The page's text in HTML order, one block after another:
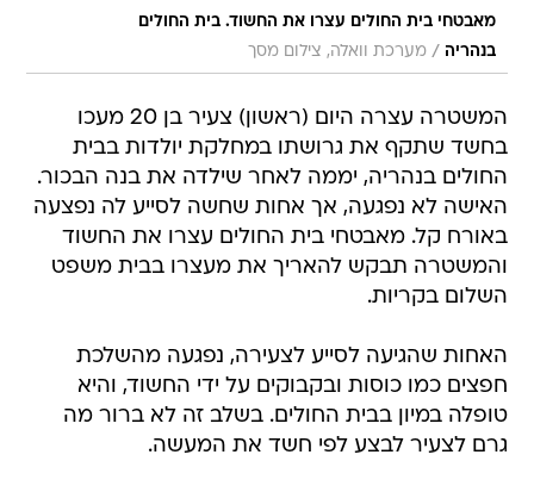
מאבטחי בית החולים עצרו את החשוד. בית החולים
בנהריה / מערכת וואלה, צילום מסך
המשטרה עצרה היום (ראשון) צעיר בן 20 מעכו
בחשד שתקף את גרושתו במחלקת יולדות בבית
החולים בנהריה, יממה לאחר שילדה את בנה הבכור.
האישה לא נפגעה, אך אחות שחשה לסייע לה נפצעה
באורח קל. מאבטחי בית החולים עצרו את החשוד
והמשטרה תבקש להאריך את מעצרו בבית משפט
השלום בקריות.
האחות שהגיעה לסייע לצעירה, נפגעה מהשלכת
חפצים כמו כוסות ובקבוקים על ידי החשוד, והיא
טופלה במיון בבית החולים. בשלב זה לא ברור מה
גרם לצעיר לבצע לפי חשד את המעשה.